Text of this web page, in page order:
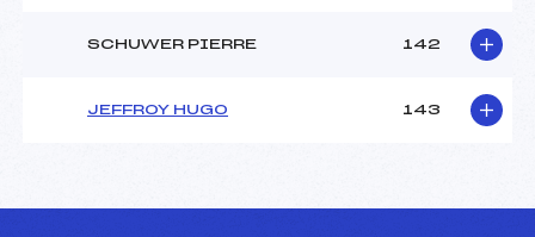
SCHUWER PIERRE 142
JEFFROY HUGO 143